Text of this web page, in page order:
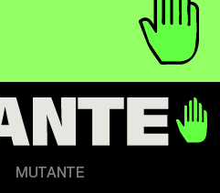
MUTANTE